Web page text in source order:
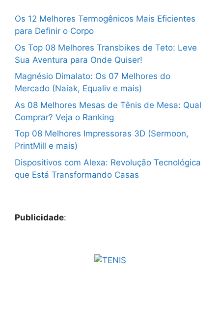
Os 12 Melhores Termogênicos Mais Eficientes
para Definir o Corpo
Os Top 08 Melhores Transbikes de Teto: Leve
Sua Aventura para Onde Quiser!
Magnésio Dimalato: Os 07 Melhores do
Mercado (Naiak, Equaliv e mais)
As 08 Melhores Mesas de Tênis de Mesa: Qual
Comprar? Veja o Ranking
Top 08 Melhores Impressoras 3D (Sermoon,
PrintMill e mais)
Dispositivos com Alexa: Revolução Tecnológica
que Está Transformando Casas
Publicidade: